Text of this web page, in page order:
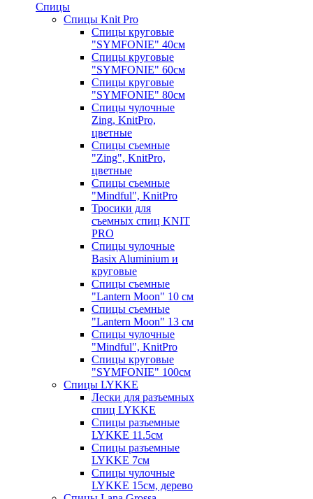
Спицы
Спицы Knit Pro
Спицы круговые
"SYMFONIE" 40см
Спицы круговые
"SYMFONIE" 60см
Спицы круговые
"SYMFONIE" 80см
Спицы чулочные
Zing, KnitPro,
цветные
Спицы съемные
"Zing", KnitPro,
цветные
Спицы съемные
"Mindful", KnitPro
Тросики для
съемных спиц KNIT
PRO
Спицы чулочные
Basix Aluminium и
круговые
Спицы съемные
"Lantern Moon" 10 см
Спицы съемные
"Lantern Moon" 13 см
Спицы чулочные
"Mindful", KnitPro
Спицы круговые
"SYMFONIE" 100см
Спицы LYKKE
Лески для разъемных
спиц LYKKE
Спицы разъемные
LYKKE 11.5см
Спицы разъемные
LYKKE 7см
Спицы чулочные
LYKKE 15см, дерево